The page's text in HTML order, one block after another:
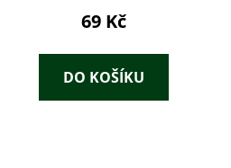
69 Kč
DO KOŠÍKU